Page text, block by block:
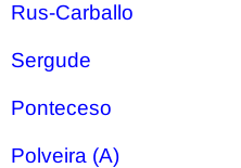
Rus-Carballo
Sergude
Ponteceso
Polveira (A)